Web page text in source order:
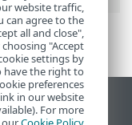
عرض موقع
website traffic,
can agree to the
all and close",
"Accept
settings by
have the right to
preferences
in our website
For more